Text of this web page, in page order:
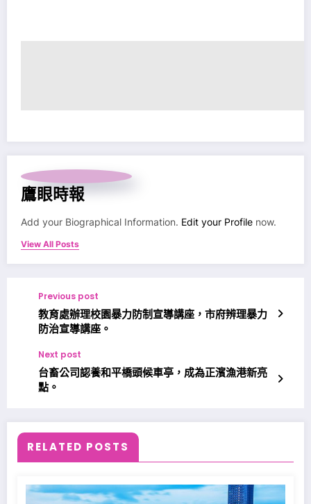
鷹眼時報
Add your Biographical Information. Edit your Profile now.
View All Posts
Previous post
教育處辦理校園暴力防制宣導講座，市府辨理暴力
防治宣導講座。
Next post
台畜公司認養和平橋頭候車亭，成為正濱漁港新亮
點。
RELATED POSTS